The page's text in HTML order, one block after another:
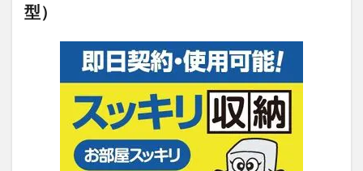
型）